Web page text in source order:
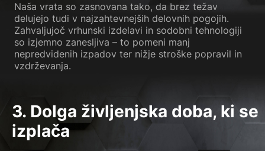
Naša vrata so zasnovana tako, da brez težav
delujejo tudi v najzahtevnejših delovnih pogojih.
Zahvaljujoč vrhunski izdelavi in sodobni tehnologiji
so izjemno zanesljiva – to pomeni manj
nepredvidenih izpadov ter nižje stroške popravil in
vzdrževanja.
3. Dolga življenjska doba, ki se
izplača